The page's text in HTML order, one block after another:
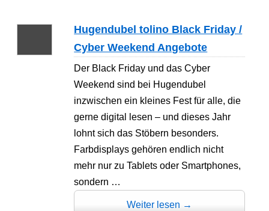
Hugendubel tolino Black Friday /
Cyber Weekend Angebote
Der Black Friday und das Cyber
Weekend sind bei Hugendubel
inzwischen ein kleines Fest für alle, die
gerne digital lesen – und dieses Jahr
lohnt sich das Stöbern besonders.
Farbdisplays gehören endlich nicht
mehr nur zu Tablets oder Smartphones,
sondern …
Weiter lesen →